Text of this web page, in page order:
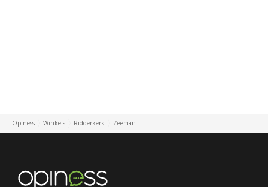
Opiness Winkels Ridderkerk Zeeman